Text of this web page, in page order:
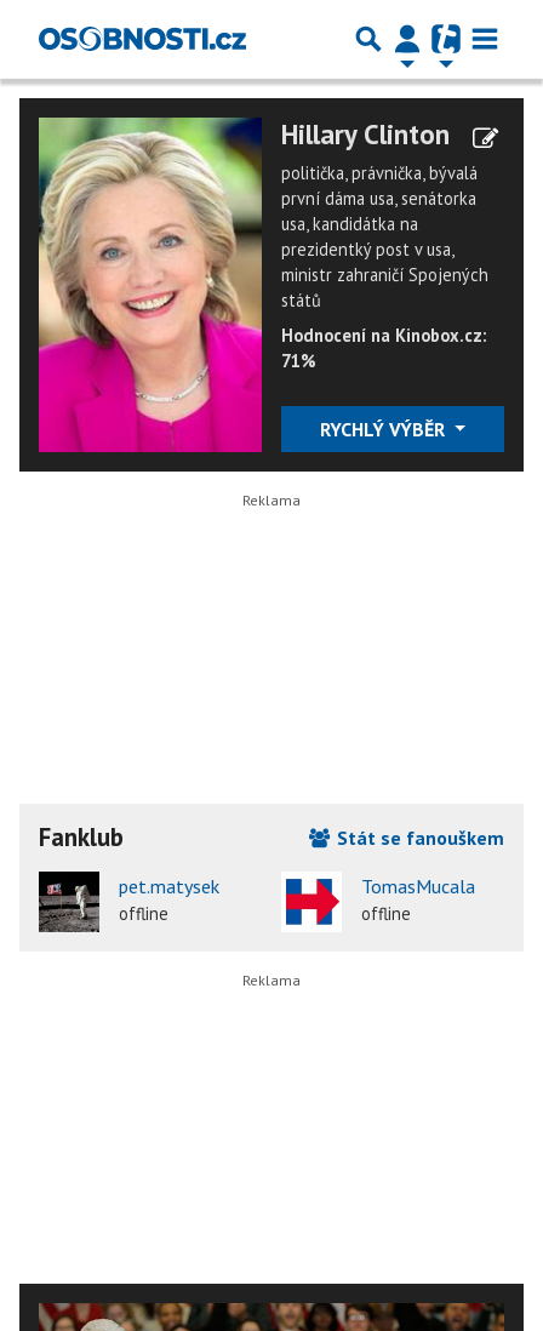
Hillary Clinton
politička, právnička, bývalá
první dáma usa, senátorka
usa, kandidátka na
prezidentký post v usa,
ministr zahraničí Spojených
států
Hodnocení na Kinobox.cz:
71%
RYCHLÝ VÝBĚR
Fanklub
Stát se fanouškem
pet.matysek
offline
TomasMucala
offline